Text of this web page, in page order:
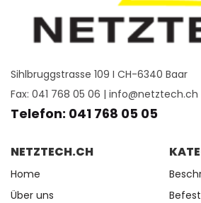
Sihlbruggstrasse 109 I CH-6340 Baar
Fax: 041 768 05 06 | info@netztech.ch
Telefon: 041 768 05 05
NETZTECH.CH
Home
Über uns